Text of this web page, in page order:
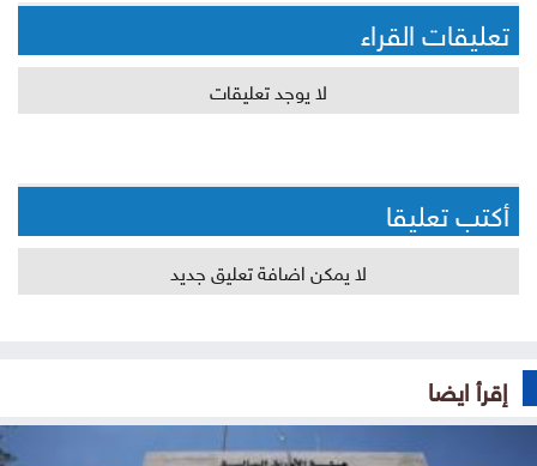
تعليقات القراء
لا يوجد تعليقات
أكتب تعليقا
لا يمكن اضافة تعليق جديد
إقرأ ايضا